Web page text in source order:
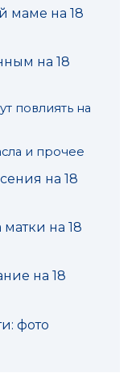
маме на 18
на 18
повлиять на
и прочее
на 18
на 18
на 18
фото